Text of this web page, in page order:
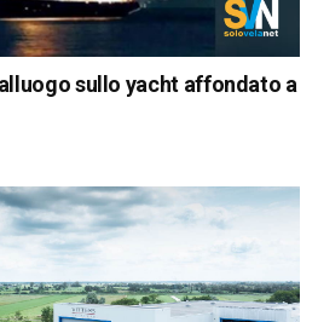
sullo yacht affondato a